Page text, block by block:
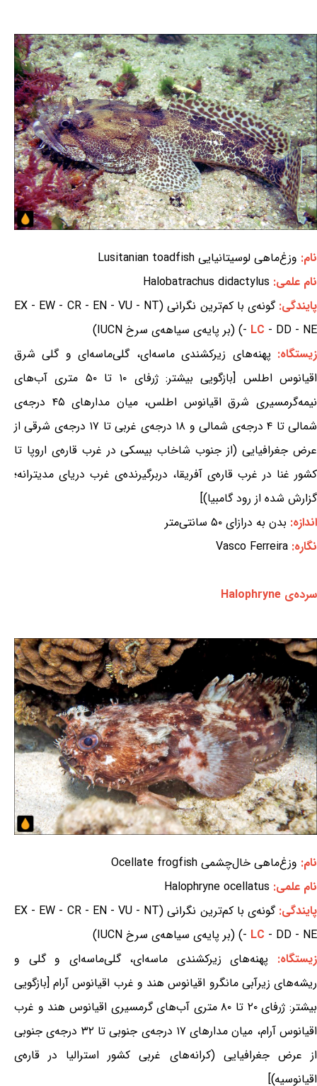
نام: وزغ‌ماهی لوسیتانیایی Lusitanian toadfish
نام علمی: Halobatrachus didactylus
پایندگی:
گونه‌ی با کم‌ترین نگرانی (EX - EW - CR - EN - VU - NT
- LC - DD - NE) (بر پایه‌ی سیاهه‌ی سرخ IUCN)
زیستگاه: پهنه‌های زیرکشندی ماسه‌ای، گلی‌ماسه‌ای و گلی شرق
اقیانوس اطلس [بازگویی بیشتر: ژرفای ۱۰ تا ۵۰ متری آب‌های
نیمه‌گرمسیری شرق اقیانوس اطلس، میان مدارهای ۴۵ درجه‌ی
شمالی تا ۴ درجه‌ی شمالی و ۱۸ درجه‌ی غربی تا ۱۷ درجه‌ی شرقی از
عرض جغرافیایی (از جنوب شاخاب بیسکی در غرب قاره‌ی اروپا تا
کشور غنا در غرب قاره‌ی آفریقا، دربرگیرنده‌ی غرب دریای مدیترانه؛
گزارش شده از رود گامبیا)]
اندازه: بدن به درازای ۵۰ سانتی‌متر
نگاره: Vasco Ferreira
سرده‌ی Halophryne
نام: وزغ‌ماهی خال‌چشمی Ocellate frogfish
نام علمی: Halophryne ocellatus
پایندگی:
گونه‌ی با کم‌ترین نگرانی (EX - EW - CR - EN - VU - NT
- LC - DD - NE) (بر پایه‌ی سیاهه‌ی سرخ IUCN)
زیستگاه: پهنه‌های زیرکشندی ماسه‌ای، گلی‌ماسه‌ای و گلی و
ریشه‌های زیرآبی مانگرو اقیانوس هند و غرب اقیانوس آرام [بازگویی
بیشتر: ژرفای ۲۰ تا ۸۰ متری آب‌های گرمسیری اقیانوس هند و غرب
اقیانوس آرام، میان مدارهای ۱۷ درجه‌ی جنوبی تا ۳۲ درجه‌ی جنوبی
از عرض جغرافیایی (کرانه‌های غربی کشور استرالیا در قاره‌ی
اقیانوسیه)]